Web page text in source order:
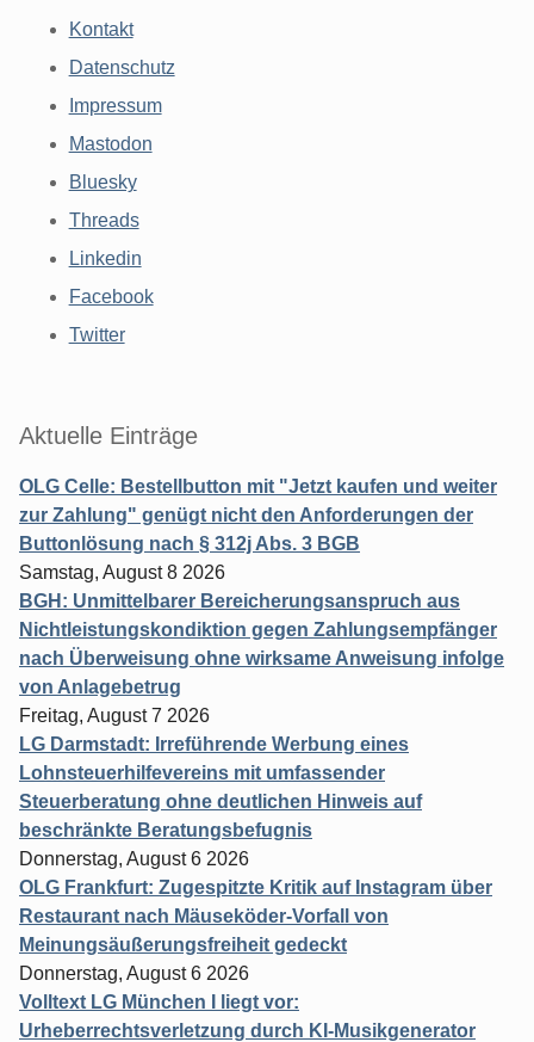
Kontakt
Datenschutz
Impressum
Mastodon
Bluesky
Threads
Linkedin
Facebook
Twitter
Aktuelle Einträge
OLG Celle: Bestellbutton mit "Jetzt kaufen und weiter
zur Zahlung" genügt nicht den Anforderungen der
Buttonlösung nach § 312j Abs. 3 BGB
Samstag, August 8 2026
BGH: Unmittelbarer Bereicherungsanspruch aus
Nichtleistungskondiktion gegen Zahlungsempfänger
nach Überweisung ohne wirksame Anweisung infolge
von Anlagebetrug
Freitag, August 7 2026
LG Darmstadt: Irreführende Werbung eines
Lohnsteuerhilfevereins mit umfassender
Steuerberatung ohne deutlichen Hinweis auf
beschränkte Beratungsbefugnis
Donnerstag, August 6 2026
OLG Frankfurt: Zugespitzte Kritik auf Instagram über
Restaurant nach Mäuseköder-Vorfall von
Meinungsäußerungsfreiheit gedeckt
Donnerstag, August 6 2026
Volltext LG München I liegt vor:
Urheberrechtsverletzung durch KI-Musikgenerator